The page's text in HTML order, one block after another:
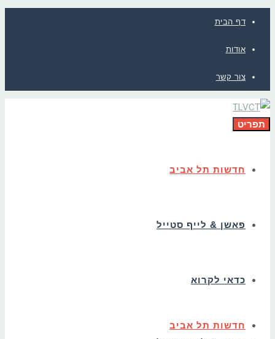
דף הבית
אודות
צור קשר
תפריט
חדשות תל אביב
פאשן & לייף סטייל
כדאי לקרוא
חדשות תל אביב